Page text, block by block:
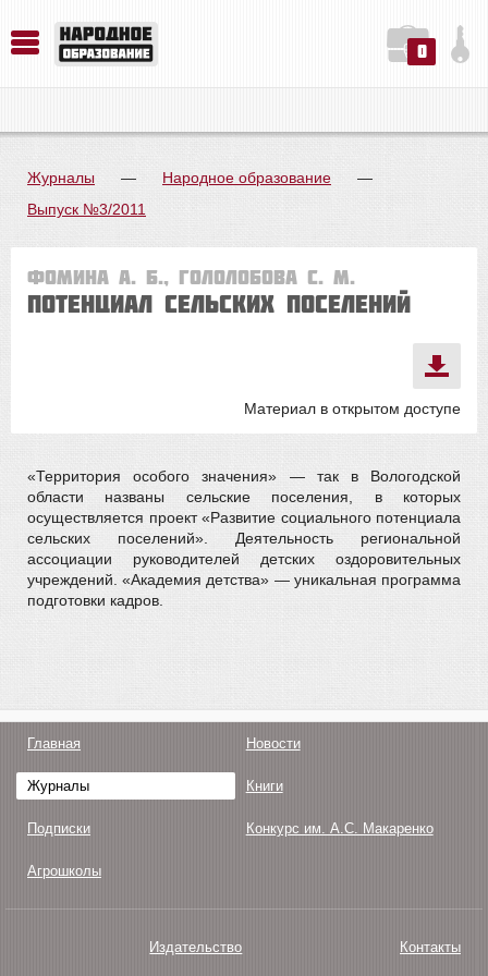
0
Журналы — Народное образование
—
Выпуск №3/2011
Фомина А. Б., Гололобова С. М.
Потенциал сельских поселений
Материал в открытом доступе
«Территория особого значения» — так в Вологодской
области названы сельские поселения, в которых
осуществляется проект «Развитие социального потенциала
сельских поселений». Деятельность региональной
ассоциации руководителей детских оздоровительных
учреждений. «Академия детства» — уникальная программа
подготовки кадров.
Главная Новости
Журналы Книги
Подписки Конкурс им. А.С. Макаренко
Агрошколы
Издательство Контакты